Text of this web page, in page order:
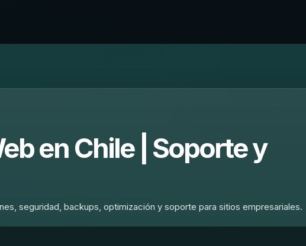
en Chile | Soporte y
seguridad, backups, optimización y soporte para sitios empresariales.